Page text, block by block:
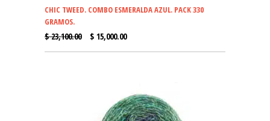
CHIC TWEED. COMBO ESMERALDA AZUL. PACK 330
GRAMOS.
$23,100.00
EL
PRECIO
$ 23,100.00.
$ 15,000.00EL
PRECIO
$ 15,000.00.